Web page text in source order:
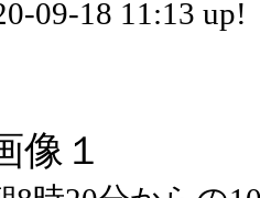
09-18 11:13 up!